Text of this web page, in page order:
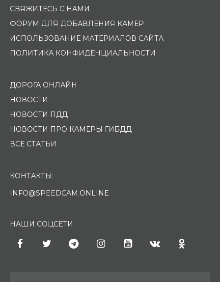
СВЯЖИТЕСЬ С НАМИ
ФОРУМ ДЛЯ ДОБАВЛЕНИЯ КАМЕР
ИСПОЛЬЗОВАНИЕ МАТЕРИАЛОВ САЙТА
ПОЛИТИКА КОНФИДЕНЦИАЛЬНОСТИ
ДОРОГА ОНЛАЙН
НОВОСТИ
НОВОСТИ ПДД
НОВОСТИ ПРО КАМЕРЫ ГИБДД
ВСЕ СТАТЬИ
КОНТАКТЫ:
INFO@SPEEDCAM.ONLINE
НАШИ СОЦСЕТИ: